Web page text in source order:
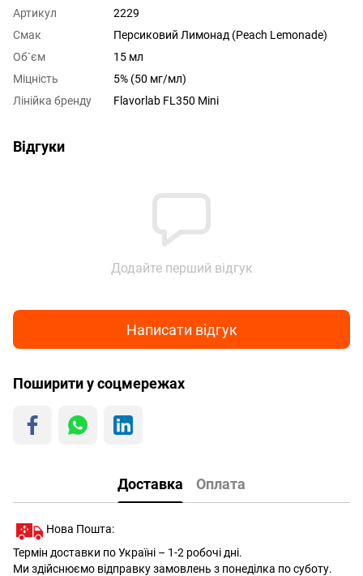
Артикул
2229
Смак
Персиковий Лимонад (Peach Lemonade)
Об`єм
15 мл
Міцність
5% (50 мг/мл)
Лінійка бренду
Flavorlab FL350 Mini
Відгуки
Додайте перший відгук
Написати відгук
Поширити у соцмережах
Доставка Оплата
Нова Пошта:
Термін доставки по Україні – 1-2 робочі дні.
Ми здійснюємо відправку замовлень з понеділка по суботу.